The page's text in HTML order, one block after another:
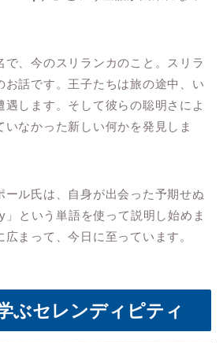
で、今のスリランカのこと。スリラ
お話です。王子たちは旅の途中、い
遇します。そして彼らの聡明さによ
いなかった新しい何かを発見しま
ール氏は、自身が出会った予期せぬ
という単語を使って説明し始めま
まって、今日に至っています。
ぶセレンディピティ